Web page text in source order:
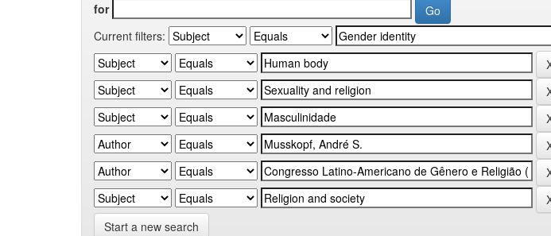
for
Current filters:
Start a new search